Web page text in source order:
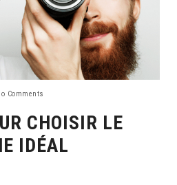
Comments
CHOISIR LE
IDÉAL